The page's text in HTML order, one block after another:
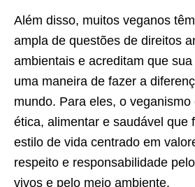
Além disso, muitos veganos
ampla de questões de direitos
ambientais e acreditam que
uma maneira de fazer a
mundo. Para eles, o
ética, alimentar e saudável que
estilo de vida centrado em
respeito e responsabilidade
vivos e pelo meio ambiente.